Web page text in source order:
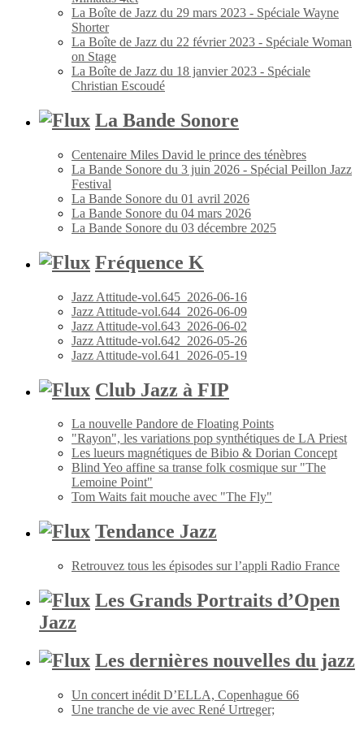
La Boîte de Jazz du 29 mars 2023 - Spéciale Wayne
Shorter
La Boîte de Jazz du 22 février 2023 - Spéciale Woman
on Stage
La Boîte de Jazz du 18 janvier 2023 - Spéciale
Christian Escoudé
La Bande Sonore
Centenaire Miles David le prince des ténèbres
La Bande Sonore du 3 juin 2026 - Spécial Peillon Jazz
Festival
La Bande Sonore du 01 avril 2026
La Bande Sonore du 04 mars 2026
La Bande Sonore du 03 décembre 2025
Fréquence K
Jazz Attitude-vol.645_2026-06-16
Jazz Attitude-vol.644_2026-06-09
Jazz Attitude-vol.643_2026-06-02
Jazz Attitude-vol.642_2026-05-26
Jazz Attitude-vol.641_2026-05-19
Club Jazz à FIP
La nouvelle Pandore de Floating Points
"Rayon", les variations pop synthétiques de LA Priest
Les lueurs magnétiques de Bibio & Dorian Concept
Blind Yeo affine sa transe folk cosmique sur "The
Lemoine Point"
Tom Waits fait mouche avec "The Fly"
Tendance Jazz
Retrouvez tous les épisodes sur l’appli Radio France
Les Grands Portraits d’Open
Jazz
Les dernières nouvelles du jazz
Un concert inédit D’ELLA, Copenhague 66
Une tranche de vie avec René Urtreger;